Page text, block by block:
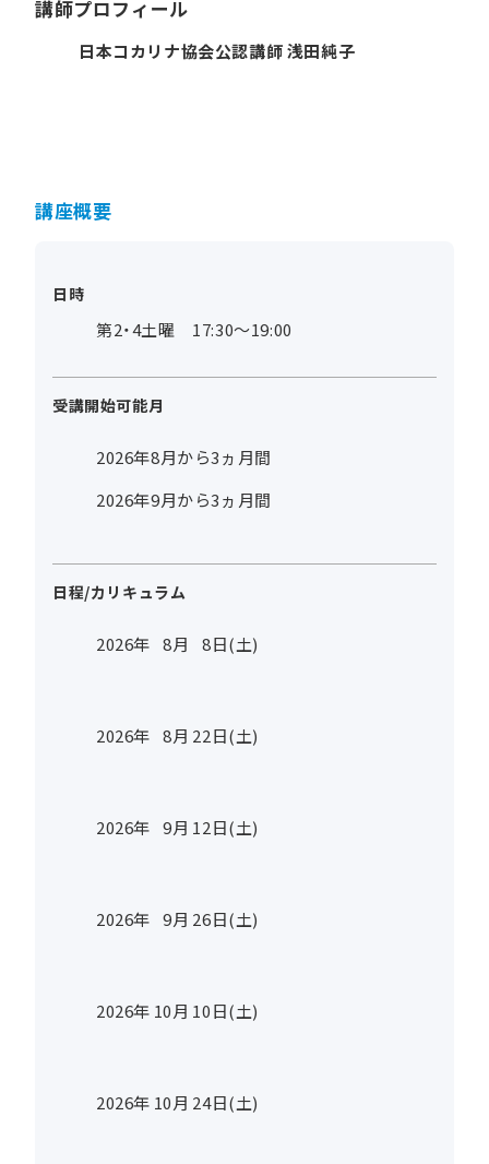
講師プロフィール
日本コカリナ協会公認講師 浅田純子
講座概要
日時
第2・4土曜 17:30～19:00
受講開始可能月
2026年8月から3ヵ月間
2026年9月から3ヵ月間
日程/カリキュラム
2026年 8月 8日(土)
2026年 8月 22日(土)
2026年 9月 12日(土)
2026年 9月 26日(土)
2026年 10月 10日(土)
2026年 10月 24日(土)